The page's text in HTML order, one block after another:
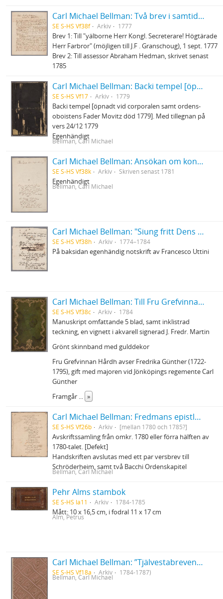
Carl Michael Bellman: Två brev i samtida avskrift
SE S-HS Vf38f Arkiv 1777
Brev 1: Till "yälborne Herr Kongl. Secreterare! Högtärade
Herr Farbror" (möjligen till J.F . Granschoug), 1 sept. 1777
Brev 2: Till assessor Abraham Hedman, skrivet senast
1785
Carl Michael Bellman: Backi tempel [öpnadt vid corporalen samt ordens-oboistens Fader Movitz död 1779]
SE S-HS Vf17 Arkiv 1779
Backi tempel [öpnadt vid corporalen samt ordens-
oboistens Fader Movitz död 1779]. Med tillegnan på
vers 24/12 1779
Egenhändigt
Bellman, Carl Michael
Carl Michael Bellman: Ansökan om konfirmationsfullmakt på sekreterarebeställningen i Nummerlotteriet
SE S-HS Vf38k Arkiv Skriven senast 1781
Egenhändigt
Bellman, Carl Michael
Carl Michael Bellman: "Siung fritt Dens Skål wid cyperwin ... "
SE S-HS Vf38h Arkiv 1774–1784
På baksidan egenhändig notskrift av Francesco Uttini
Carl Michael Bellman: Till Fru Grefvinnan Hårdh på dess Födelse-Dagh den XIII Februarij 1784
SE S-HS Vf38c Arkiv 1784
Manuskript omfattande 5 blad, samt inklistrad
teckning, en vignett i akvarell signerad J. Fredr. Martin
Grönt skinnband med gulddekor
Fru Grefvinnan Hårdh avser Fredrika Günther (1722-
1795), gift med majoren vid Jönköpings regemente Carl
Günther
Framgår ... »
Carl Michael Bellman: Fredmans epistlar och sånger m.fl. Bellman-texter
SE S-HS Vf26b Arkiv [mellan 1780 och 1785?]
Avskriftssamling från omkr. 1780 eller förra hälften av
1780-talet. [Defekt]
Handskriften avslutas med ett par versbrev till
Schröderheim, samt två Bacchi Ordenskapitel
Bellman, Carl Michael
Pehr Alms stambok
SE S-HS Ia11 Arkiv 1784-1785
Mått: 10 x 16,5 cm, i fodral 11 x 17 cm
Alm, Petrus
Carl Michael Bellman: ”Tjälvestabreven”. 18 versbrev (1784-1787) från Bellman till Daniel och Gustaviana Kempensköld på Tjälvesta. Illustrationer av Pehr Hilleström, J.T. Sergel och J.G. Bruselle
SE S-HS Vf18a Arkiv 1784-1787)
Bellman, Carl Michael